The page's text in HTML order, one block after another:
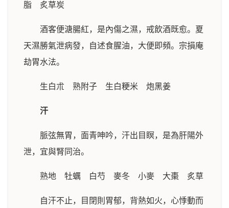
脂 炙草炭
酒客便溏腸紅，是內傷之濕，戒飲酒既愈。夏
天濕勝氣泄病發，自述食腥油，大便即頻。宗損庵
劫胃水法。
生白朮 熟附子 生白粳米 炮黑姜
汗
脈弦無胃，面青呻吟，汗出目瞑，是為肝陽外
泄，宜與腎同治。
熟地 牡蠣 白芍 麥冬 小麥 大棗 炙草
自汗不止，目閉則胃郁，背熱如火，心悸動而